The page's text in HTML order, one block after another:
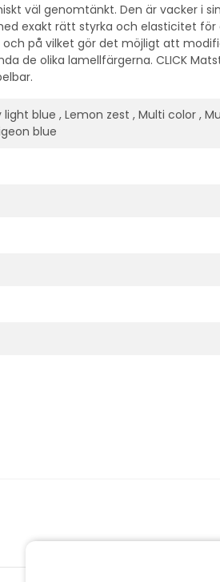
väl genomtänkt. Den är vacker i sin
exakt rätt styrka och elasticitet
och på vilket gör det möjligt att
de olika lamellfärgerna. CLICK
light blue , Lemon zest , Multi color ,
blue